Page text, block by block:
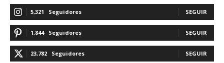
5,321 Seguidores SEGUIR
1,844 Seguidores SEGUIR
23,782 Seguidores SEGUIR